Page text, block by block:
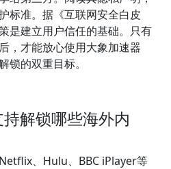
标准。据《互联网安全白皮
是建立用户信任的基础。只有
，才能放心使用大象加速器
锁的双重目标。
解锁哪些海外内
、Hulu、BBC iPlayer等